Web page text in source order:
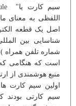
اللفظی به معنای
اصل یک قطعه
شناسایی بین
شماره تلفن
است که هنگامی که
منبع هوشمندی از
اولین سیم کارت
سیم کارتی بودند